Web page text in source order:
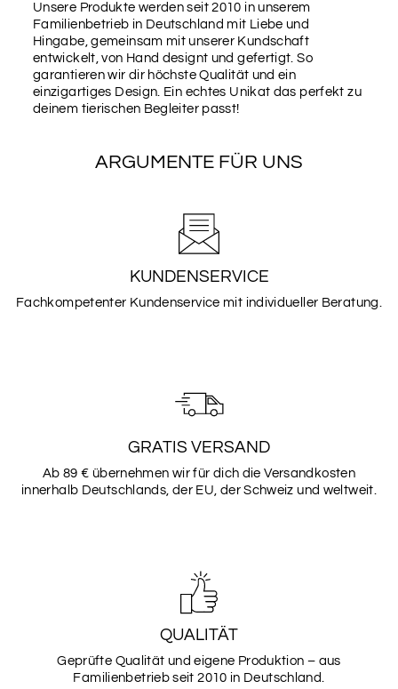
Unsere Produkte werden seit 2010 in unserem
Familienbetrieb in Deutschland mit Liebe und
Hingabe, gemeinsam mit unserer Kundschaft
entwickelt, von Hand designt und gefertigt. So
garantieren wir dir höchste Qualität und ein
einzigartiges Design. Ein echtes Unikat das perfekt zu
deinem tierischen Begleiter passt!
ARGUMENTE FÜR UNS
KUNDENSERVICE
Fachkompetenter Kundenservice mit individueller Beratung.
GRATIS VERSAND
Ab 89 € übernehmen wir für dich die Versandkosten
innerhalb Deutschlands, der EU, der Schweiz und weltweit.
QUALITÄT
Geprüfte Qualität und eigene Produktion – aus
Familienbetrieb seit 2010 in Deutschland.